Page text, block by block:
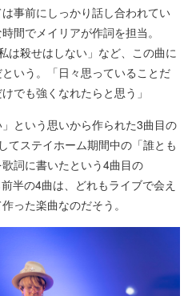
事前にしっかり話し合われてい
間でメイリアが作詞を担当。
は殺せはしない」など、この曲に
いう。「日々思っていることだ
でも強くなれたらと思う」
という思いから作られた3曲目の
てステイホーム期間中の「誰とも
詞に書いたという4曲目の
半の4曲は、どれもライブで会え
った楽曲なのだそう。